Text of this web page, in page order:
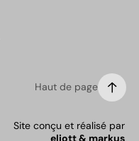
Site conçu et réalisé par
Haut de page